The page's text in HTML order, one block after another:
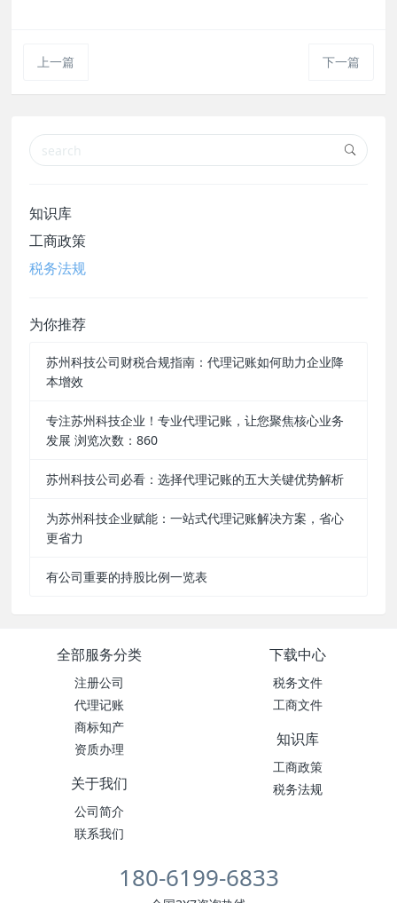
上一篇 下一篇
知识库
工商政策
税务法规
为你推荐
苏州科技公司财税合规指南：代理记账如何助力企业降
本增效
专注苏州科技企业！专业代理记账，让您聚焦核心业务
发展 浏览次数：860
苏州科技公司必看：选择代理记账的五大关键优势解析
为苏州科技企业赋能：一站式代理记账解决方案，省心
更省力
有公司重要的持股比例一览表
全部服务分类
注册公司
代理记账
商标知产
资质办理
下载中心
税务文件
工商文件
知识库
工商政策
税务法规
关于我们
公司简介
联系我们
180-6199-6833